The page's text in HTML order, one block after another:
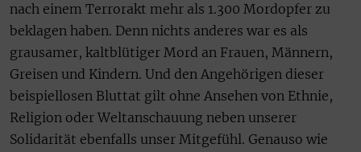
nach einem Terrorakt mehr als 1.300 Mordopfer zu
beklagen haben. Denn nichts anderes war es als
grausamer, kaltblütiger Mord an Frauen, Männern,
Greisen und Kindern. Und den Angehörigen dieser
beispiellosen Bluttat gilt ohne Ansehen von Ethnie,
Religion oder Weltanschauung neben unserer
Solidarität ebenfalls unser Mitgefühl. Genauso wie